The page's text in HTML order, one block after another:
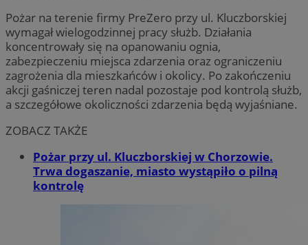
Pożar na terenie firmy PreZero przy ul. Kluczborskiej
wymagał wielogodzinnej pracy służb. Działania
koncentrowały się na opanowaniu ognia,
zabezpieczeniu miejsca zdarzenia oraz ograniczeniu
zagrożenia dla mieszkańców i okolicy. Po zakończeniu
akcji gaśniczej teren nadal pozostaje pod kontrolą służb,
a szczegółowe okoliczności zdarzenia będą wyjaśniane.
ZOBACZ TAKŻE
Pożar przy ul. Kluczborskiej w Chorzowie.
Trwa dogaszanie, miasto wystąpiło o pilną
kontrolę